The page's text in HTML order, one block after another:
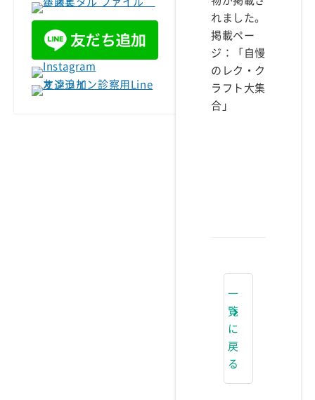
れました。
掲載ペー
ジ：「自慢
のレク・ク
ラフト大集
合」
一
覧
に
戻
る